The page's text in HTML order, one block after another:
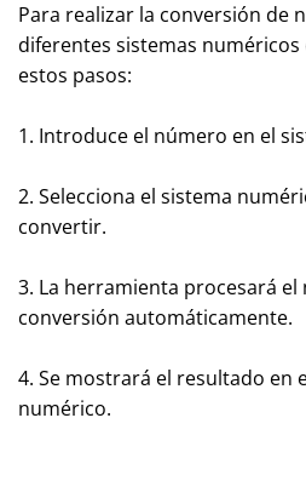
Para realizar la conversión de
diferentes sistemas
estos pasos:
1. Introduce el número en el
2. Selecciona el sistema
convertir.
3. La herramienta procesará
conversión automáticamente.
4. Se mostrará el resultado en
numérico.